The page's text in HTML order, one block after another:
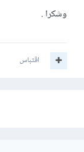
وشكرا .
اقتباس